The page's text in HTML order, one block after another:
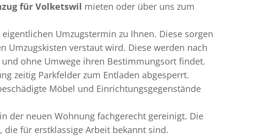
für Volketswil mieten oder über uns zum
Umzugstermin zu Ihnen. Diese sorgen
Umzugskisten verstaut wird. Diese werden nach
ohne Umwege ihren Bestimmungsort findet.
zeitig Parkfelder zum Entladen abgesperrt.
Möbel und Einrichtungsgegenstände
der neuen Wohnung fachgerecht gereinigt. Die
für erstklassige Arbeit bekannt sind.